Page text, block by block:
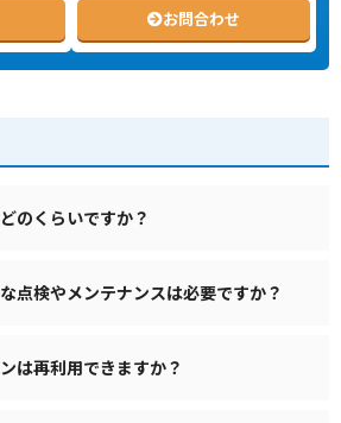
お問合わせ
のくらいですか？
点検やメンテナンスは必要ですか？
は再利用できますか？